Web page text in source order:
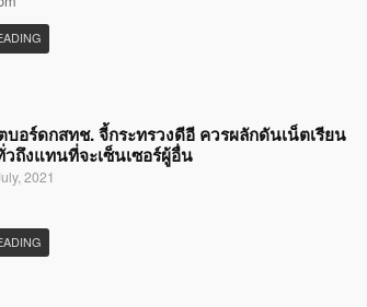
อร์ดกสทช. จี้กระทรวงดีอี ควรผลักดันเน็ตเรียน
ถึงแทนที่จะเซ็นเซอร์ผู้อื่น
2021